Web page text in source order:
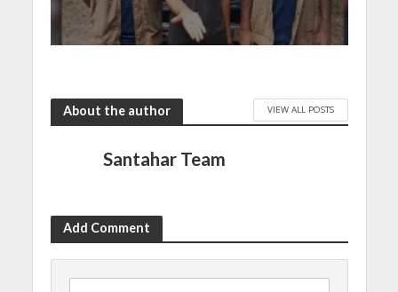
About the author VIEW ALL POSTS
Santahar Team
Add Comment